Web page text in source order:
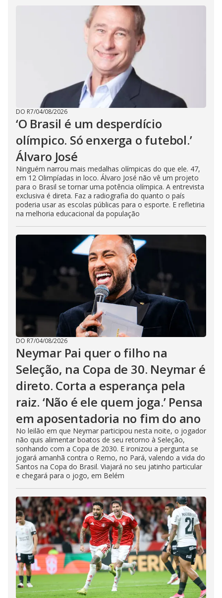
DO R7/04/08/2026
‘O Brasil é um desperdício
olímpico. Só enxerga o futebol.’
Álvaro José
Ninguém narrou mais medalhas olímpicas do que ele. 47,
em 12 Olimpíadas in loco. Álvaro José não vê um projeto
para o Brasil se tornar uma potência olímpica. A entrevista
exclusiva é direta. Faz a radiografia do quanto o país
poderia usar as escolas públicas para o esporte. E refletiria
na melhoria educacional da população
DO R7/04/08/2026
Neymar Pai quer o filho na
Seleção, na Copa de 30. Neymar é
direto. Corta a esperança pela
raiz. ‘Não é ele quem joga.’ Pensa
em aposentadoria no fim do ano
No leilão em que Neymar participou nesta noite, o jogador
não quis alimentar boatos de seu retorno à Seleção,
sonhando com a Copa de 2030. E ironizou a pergunta se
jogará amanhã contra o Remo, no Pará, valendo a vida do
Santos na Copa do Brasil. Viajará no seu jatinho particular
e chegará para o jogo, em Belém